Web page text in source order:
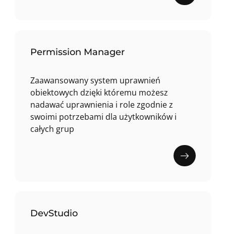
Permission Manager
Zaawansowany system uprawnień
obiektowych dzięki któremu możesz
nadawać uprawnienia i role zgodnie z
swoimi potrzebami dla użytkowników i
całych grup
DevStudio